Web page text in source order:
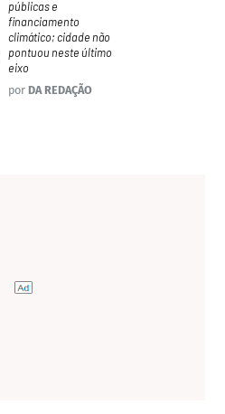
públicas e
financiamento
climático; cidade não
pontuou neste último
eixo
por DA REDAÇÃO